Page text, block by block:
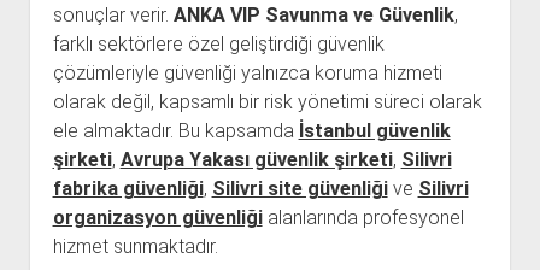
sonuçlar verir. ANKA VIP Savunma ve Güvenlik,
farklı sektörlere özel geliştirdiği güvenlik
çözümleriyle güvenliği yalnızca koruma hizmeti
olarak değil, kapsamlı bir risk yönetimi süreci olarak
ele almaktadır. Bu kapsamda İstanbul güvenlik
şirketi, Avrupa Yakası güvenlik şirketi, Silivri
fabrika güvenliği, Silivri site güvenliğive Silivri
organizasyon güvenliğialanlarında profesyonel
hizmet sunmaktadır.